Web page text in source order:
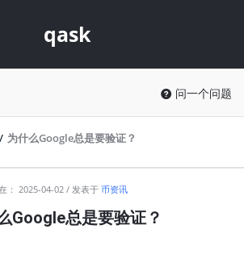
qask
问一个问题
/ 为什么Google总是要验证？
： 2025-04-02 发表于 币资讯
Google总是要验证？